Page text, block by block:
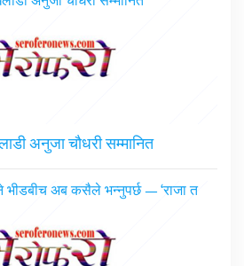
अनुजा चौधरी सम्मानित